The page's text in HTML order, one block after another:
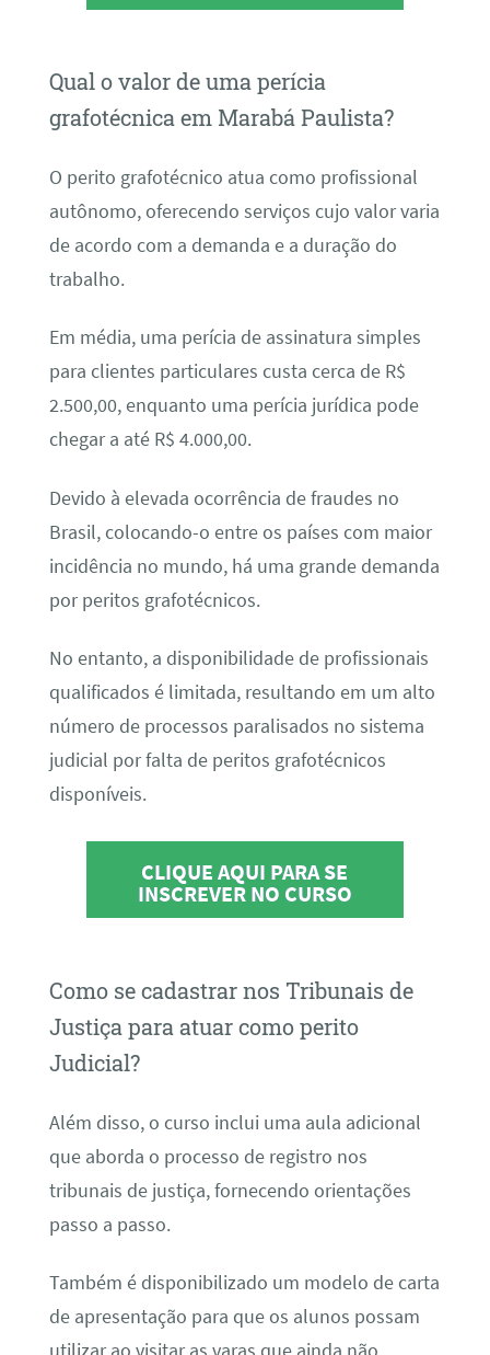
Qual o valor de uma perícia
grafotécnica em Marabá Paulista?
O perito grafotécnico atua como profissional
autônomo, oferecendo serviços cujo valor varia
de acordo com a demanda e a duração do
trabalho.
Em média, uma perícia de assinatura simples
para clientes particulares custa cerca de R$
2.500,00, enquanto uma perícia jurídica pode
chegar a até R$ 4.000,00.
Devido à elevada ocorrência de fraudes no
Brasil, colocando-o entre os países com maior
incidência no mundo, há uma grande demanda
por peritos grafotécnicos.
No entanto, a disponibilidade de profissionais
qualificados é limitada, resultando em um alto
número de processos paralisados no sistema
judicial por falta de peritos grafotécnicos
disponíveis.
CLIQUE AQUI PARA SE
INSCREVER NO CURSO
Como se cadastrar nos Tribunais de
Justiça para atuar como perito
Judicial?
Além disso, o curso inclui uma aula adicional
que aborda o processo de registro nos
tribunais de justiça, fornecendo orientações
passo a passo.
Também é disponibilizado um modelo de carta
de apresentação para que os alunos possam